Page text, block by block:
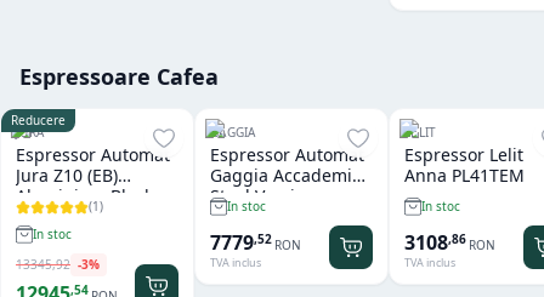
Espressoare Cafea
Reducere
JURA
Espressor Automat
Jura Z10 (EB)
Aluminium Black
(1)
In stoc
13345,92 -3%
,54
GAGGIA
Espressor Automat
Gaggia Accademia
Steel Version
In stoc
7779,52 RON
TVA inclus
LELIT
Espressor Lelit
Anna PL41TEM
In stoc
3108,86 RON
TVA inclus